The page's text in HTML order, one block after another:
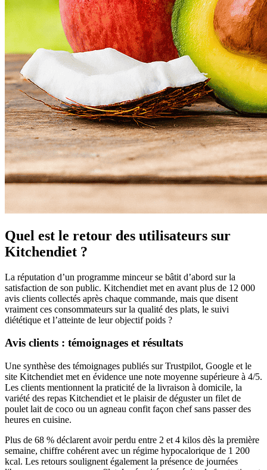
Quel est le retour des utilisateurs sur
Kitchendiet ?
La réputation d’un programme minceur se bâtit d’abord sur la
satisfaction de son public. Kitchendiet met en avant plus de 12 000
avis clients collectés après chaque commande, mais que disent
vraiment ces consommateurs sur la qualité des plats, le suivi
diététique et l’atteinte de leur objectif poids ?
Avis clients : témoignages et résultats
Une synthèse des témoignages publiés sur Trustpilot, Google et le
site Kitchendiet met en évidence une note moyenne supérieure à 4/5.
Les clients mentionnent la praticité de la livraison à domicile, la
variété des repas Kitchendiet et le plaisir de déguster un filet de
poulet lait de coco ou un agneau confit façon chef sans passer des
heures en cuisine.
Plus de 68 % déclarent avoir perdu entre 2 et 4 kilos dès la première
semaine, chiffre cohérent avec un régime hypocalorique de 1 200
kcal. Les retours soulignent également la présence de journées